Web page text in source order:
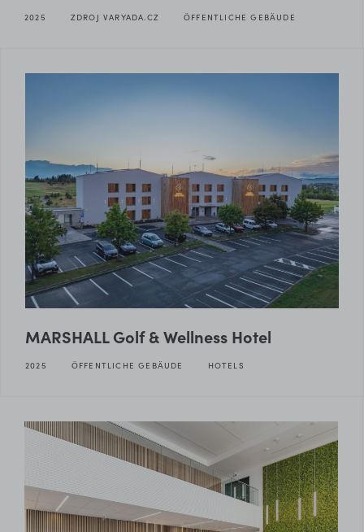
2025 ZDROJ VARYADA.CZ ÖFFENTLICHE GEBÄUDE
MARSHALL Golf & Wellness Hotel
2025 ÖFFENTLICHE GEBÄUDE HOTELS